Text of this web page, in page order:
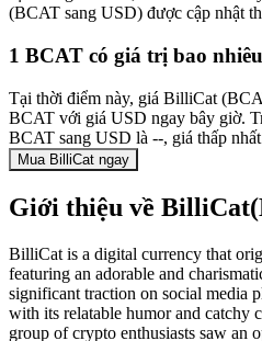
(BCAT sang USD) được cập nhật
1 BCAT có giá trị bao
Tại thời điểm này, giá BilliCat
BCAT với giá USD ngay bây giờ.
BCAT sang USD là --, giá thấp
Mua BilliCat ngay
Giới thiệu về
BilliCat is a digital currency that
featuring an adorable and
significant traction on social media
with its relatable humor and catchy
group of crypto enthusiasts saw an